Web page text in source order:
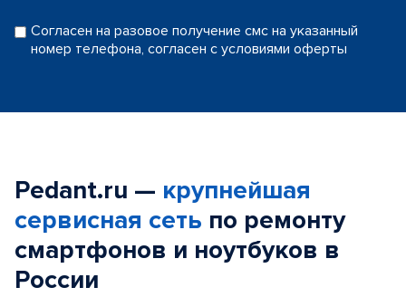
Согласен на разовое получение смс на указанный
номер телефона, согласен с условиями оферты
Pedant.ru — крупнейшая
сервисная сеть по ремонту
смартфонов и ноутбуков в
России